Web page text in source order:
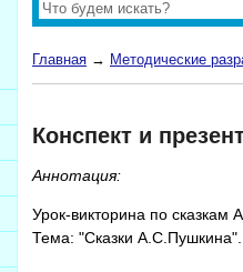
Главная → Методические
Конспект и
Аннотация:
Урок-викторина по сказкам
Тема: "Сказки А.С.Пушкина".